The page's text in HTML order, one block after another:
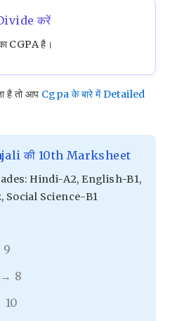
करें
CGPA है।
है तो आप Cgpa के बारे में Detailed
की 10th Marksheet
Hindi-A2, English-B1,
Social Science-B1
8
10